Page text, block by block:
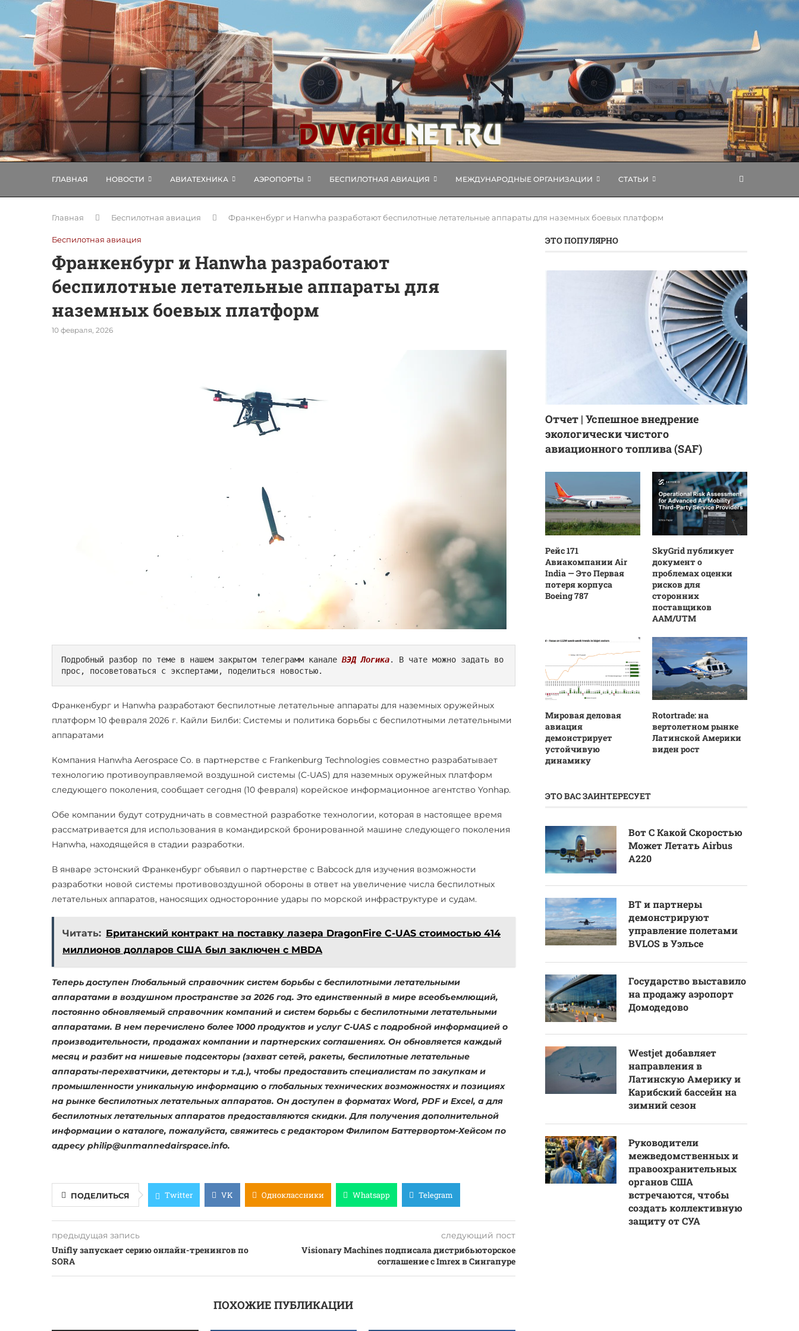
ГЛАВНАЯ НОВОСТИ АВИАТЕХНИКА АЭРОПОРТЫ БЕСПИЛОТНАЯ АВИАЦИЯ МЕЖДУНАРОДНЫЕ ОРГАНИЗАЦИИ СТАТЬИ
Главная Беспилотная авиация Франкенбург и Hanwha разработают беспилотные летательные аппараты для наземных боевых платформ
Беспилотная авиация
Франкенбург и Hanwha разработают
беспилотные летательные аппараты для
наземных боевых платформ
10 февраля, 2026
Подробный разбор по теме в нашем закрытом телеграмм канале ВЭД Логика. В чате можно задать во
прос, посоветоваться с экспертами, поделиться новостью.
Франкенбург и Hanwha разработают беспилотные летательные аппараты для наземных оружейных
платформ 10 февраля 2026 г. Кайли Билби: Системы и политика борьбы с беспилотными летательными
аппаратами
Компания Hanwha Aerospace Co. в партнерстве с Frankenburg Technologies совместно разрабатывает
технологию противоуправляемой воздушной системы (C-UAS) для наземных оружейных платформ
следующего поколения, сообщает сегодня (10 февраля) корейское информационное агентство Yonhap.
Обе компании будут сотрудничать в совместной разработке технологии, которая в настоящее время
рассматривается для использования в командирской бронированной машине следующего поколения
Hanwha, находящейся в стадии разработки.
В январе эстонский Франкенбург объявил о партнерстве с Babcock для изучения возможности
разработки новой системы противовоздушной обороны в ответ на увеличение числа беспилотных
летательных аппаратов, наносящих односторонние удары по морской инфраструктуре и судам.
Читать: Британский контракт на поставку лазера DragonFire C-UAS стоимостью 414
миллионов долларов США был заключен с MBDA
Теперь доступен Глобальный справочник систем борьбы с беспилотными летательными
аппаратами в воздушном пространстве за 2026 год. Это единственный в мире всеобъемлющий,
постоянно обновляемый справочник компаний и систем борьбы с беспилотными летательными
аппаратами. В нем перечислено более 1000 продуктов и услуг C-UAS с подробной информацией о
производительности, продажах компании и партнерских соглашениях. Он обновляется каждый
месяц и разбит на нишевые подсекторы (захват сетей, ракеты, беспилотные летательные
аппараты-перехватчики, детекторы и т.д.), чтобы предоставить специалистам по закупкам и
промышленности уникальную информацию о глобальных технических возможностях и позициях
на рынке беспилотных летательных аппаратов. Он доступен в форматах Word, PDF и Excel, а для
беспилотных летательных аппаратов предоставляются скидки. Для получения дополнительной
информации о каталоге, пожалуйста, свяжитесь с редактором Филипом Баттервортом-Хейсом по
адресу philip@unmannedairspace.info.
ПОДЕЛИТЬСЯ Twitter VK Одноклассники Whatsapp Telegram
предыдущая запись
Unifly запускает серию онлайн-тренингов по
SORA
следующий пост
Visionary Machines подписала дистрибьюторское
соглашение с Imrex в Сингапуре
ПОХОЖИЕ ПУБЛИКАЦИИ
ЭТО ПОПУЛЯРНО
Отчет | Успешное внедрение
экологически чистого
авиационного топлива (SAF)
Рейс 171
Авиакомпании Air
India — Это Первая
потеря корпуса
Boeing 787
SkyGrid публикует
документ о
проблемах оценки
рисков для
сторонних
поставщиков
AAM/UTM
Мировая деловая
авиация
демонстрирует
устойчивую
динамику
Rotortrade: на
вертолетном рынке
Латинской Америки
виден рост
ЭТО ВАС ЗАИНТЕРЕСУЕТ
Вот С Какой Скоростью
Может Летать Airbus
A220
BT и партнеры
демонстрируют
управление полетами
BVLOS в Уэльсе
Государство выставило
на продажу аэропорт
Домодедово
Westjet добавляет
направления в
Латинскую Америку и
Карибский бассейн на
зимний сезон
Руководители
межведомственных и
правоохранительных
органов США
встречаются, чтобы
создать коллективную
защиту от СУА